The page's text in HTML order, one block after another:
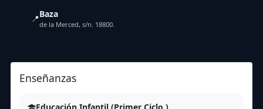
📍Baza
de la Merced, s/n. 18800.
Enseñanzas